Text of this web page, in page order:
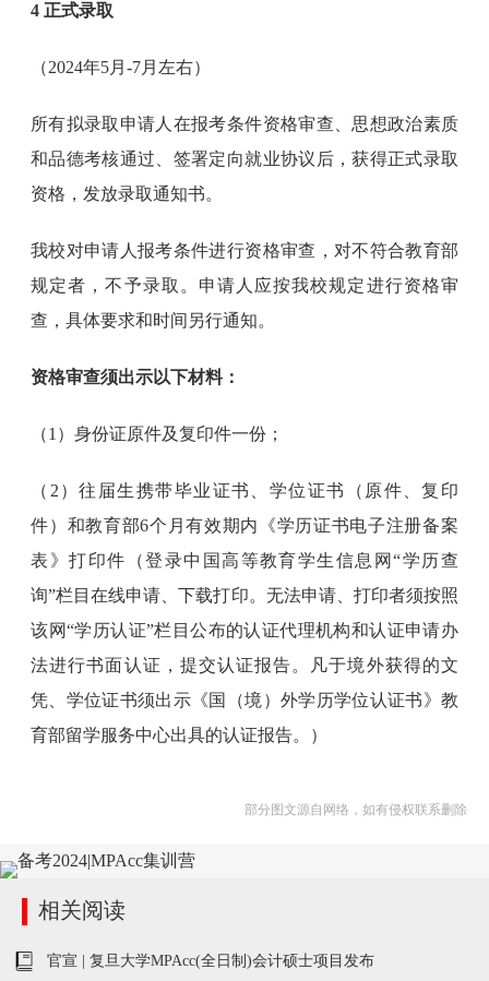
4 正式录取
（2024年5月-7月左右）
所有拟录取申请人在报考条件资格审查、思想政治素质
和品德考核通过、签署定向就业协议后，获得正式录取
资格，发放录取通知书。
我校对申请人报考条件进行资格审查，对不符合教育部
规定者，不予录取。申请人应按我校规定进行资格审
查，具体要求和时间另行通知。
资格审查须出示以下材料：
（1）身份证原件及复印件一份；
（2）往届生携带毕业证书、学位证书（原件、复印
件）和教育部6个月有效期内《学历证书电子注册备案
表》打印件（登录中国高等教育学生信息网“学历查
询”栏目在线申请、下载打印。无法申请、打印者须按照
该网“学历认证”栏目公布的认证代理机构和认证申请办
法进行书面认证，提交认证报告。凡于境外获得的文
凭、学位证书须出示《国（境）外学历学位认证书》教
育部留学服务中心出具的认证报告。）
部分图文源自网络，如有侵权联系删除
相关阅读
官宣 | 复旦大学MPAcc(全日制)会计硕士项目发布